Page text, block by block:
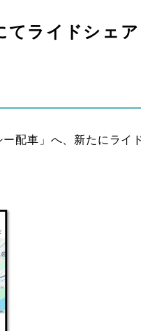
てライドシェア
配車」へ、新たにライ